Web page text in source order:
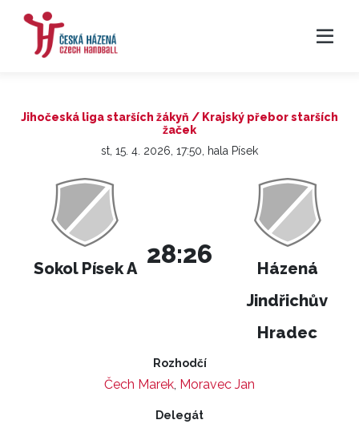
Jihočeská liga starších žákyň / Krajský přebor starších
žaček
st, 15. 4. 2026, 17:50, hala Písek
Sokol Písek A 28:26
Házená
Jindřichův
Hradec
Rozhodčí
Čech Marek, Moravec Jan
Delegát